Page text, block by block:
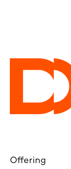
Offering